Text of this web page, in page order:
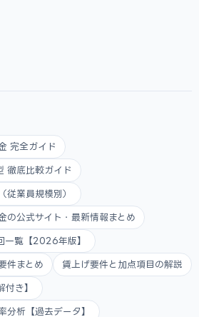
完全ガイド
徹底比較ガイド
従業員規模別）
の公式サイト・最新情報まとめ
一覧【2026年版】
件まとめ 賃上げ要件と加点項目の解説
き】
分析【過去データ】